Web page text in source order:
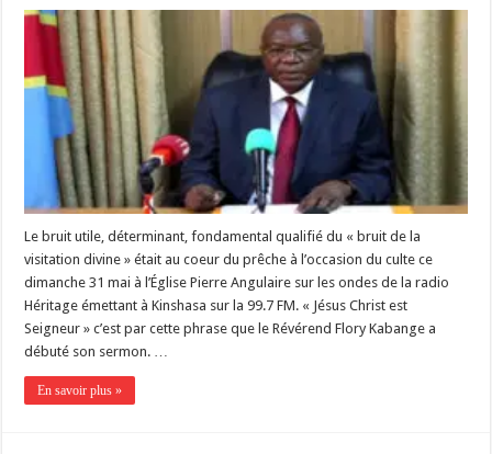
Le bruit utile, déterminant, fondamental qualifié du « bruit de la
visitation divine » était au coeur du prêche à l’occasion du culte ce
dimanche 31 mai à l’Église Pierre Angulaire sur les ondes de la radio
Héritage émettant à Kinshasa sur la 99.7 FM. « Jésus Christ est
Seigneur » c’est par cette phrase que le Révérend Flory Kabange a
débuté son sermon. …
En savoir plus »